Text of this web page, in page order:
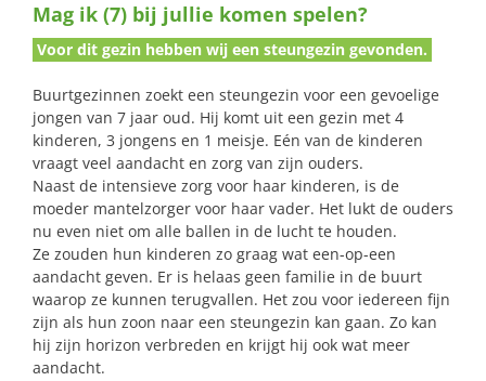
naar:
Mag ik (7) bij jullie komen spelen?
Voor dit gezin hebben wij een steungezin gevonden.
Buurtgezinnen zoekt een steungezin voor een gevoelige
jongen van 7 jaar oud. Hij komt uit een gezin met 4
kinderen, 3 jongens en 1 meisje. Eén van de kinderen
vraagt veel aandacht en zorg van zijn ouders.
Naast de intensieve zorg voor haar kinderen, is de
moeder mantelzorger voor haar vader. Het lukt de ouders
nu even niet om alle ballen in de lucht te houden.
Ze zouden hun kinderen zo graag wat een-op-een
aandacht geven. Er is helaas geen familie in de buurt
waarop ze kunnen terugvallen. Het zou voor iedereen fijn
zijn als hun zoon naar een steungezin kan gaan. Zo kan
hij zijn horizon verbreden en krijgt hij ook wat meer
aandacht.